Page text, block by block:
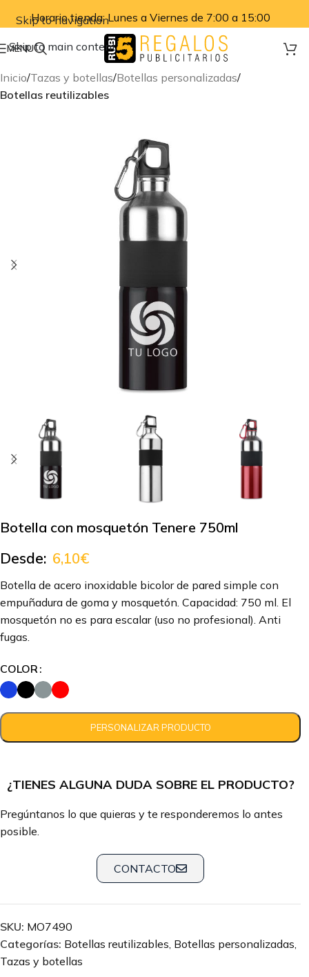
Skip to navigation
Skip to main content
Horario tienda: Lunes a Viernes de 7:00 a 15:00
MENU
Inicio Tazas y botellas Botellas personalizadas
Botellas reutilizables
Botella con mosquetón Tenere 750ml
Desde: 6,10€
Botella de acero inoxidable bicolor de pared simple con
empuñadura de goma y mosquetón. Capacidad: 750 ml. El
mosquetón no es para escalar (uso no profesional). Anti
fugas.
COLOR
¿TIENES ALGUNA DUDA SOBRE EL PRODUCTO?
Pregúntanos lo que quieras y te responderemos lo antes
posible.
CONTACTO
SKU: MO7490
Categorías: Botellas reutilizables, Botellas personalizadas,
Tazas y botellas